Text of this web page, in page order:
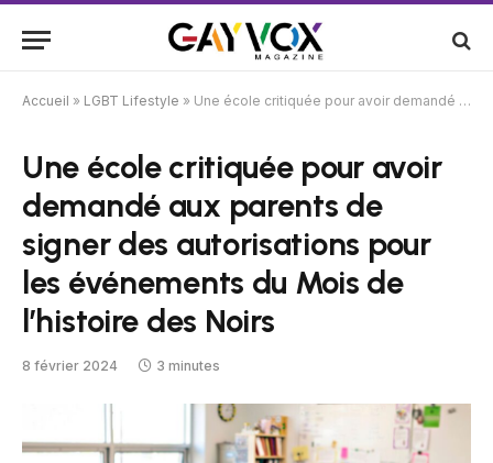
Accueil » LGBT Lifestyle » Une école critiquée pour avoir demandé aux parents de signer des autorisations pour les événements du Mois de l’histoire des Noirs
Une école critiquée pour avoir
demandé aux parents de
signer des autorisations pour
les événements du Mois de
l’histoire des Noirs
8 février 2024 3 minutes